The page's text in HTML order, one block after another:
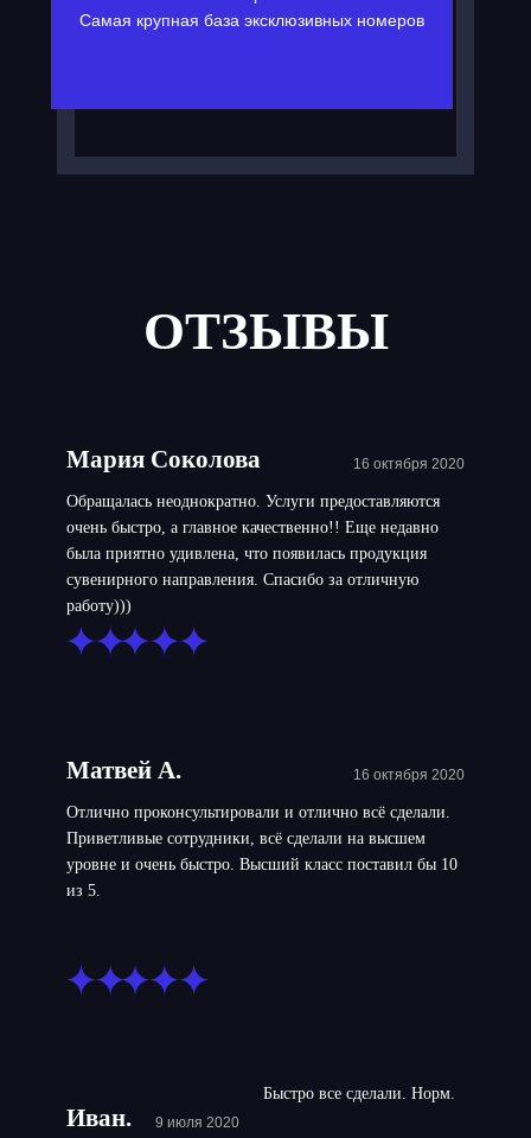
Самая крупная база эксклюзивных номеров
ОТЗЫВЫ
Мария Соколова 16 октября 2020
Обращалась неоднократно. Услуги предоставляются
очень быстро, а главное качественно!! Еще недавно
была приятно удивлена, что появилась продукция
сувенирного направления. Спасибо за отличную
работу)))
Матвей А. 16 октября 2020
Отлично проконсультировали и отлично всё сделали.
Приветливые сотрудники, всё сделали на высшем
уровне и очень быстро. Высший класс поставил бы 10
из 5.
Иван. 9 июля 2020
Быстро все сделали. Норм.